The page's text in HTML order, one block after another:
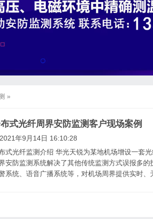
»
式光纤周界安防监测客户现场案例
2021年9月14日 16:10:28
式光纤监测介绍 华光天锐为某地机场增设一套
安防监测系统解决了其他传统监测方式误报多
系统、语音广播系统等，对机场周界提供实时、